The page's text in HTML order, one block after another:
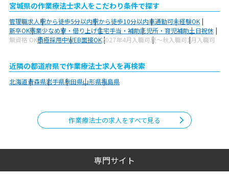
宮城県の作業療法士求人をこだわり条件で探す
管理職求人駅から徒歩5分以内駅から徒歩10分以内車通勤可未経験OK
新卒OK残業少なめ寮・借り上げ住宅手当・補助託児所・育児補助土日祝休
無資格 OK積極採用中WEB面接OK2027年4月入職可夏～秋入職可1月入職可
近隣の都道府県で作業療法士求人を再検索
北海道青森県岩手県秋田県山形県福島県
作業療法士の求人をすべて見る
専門サイト